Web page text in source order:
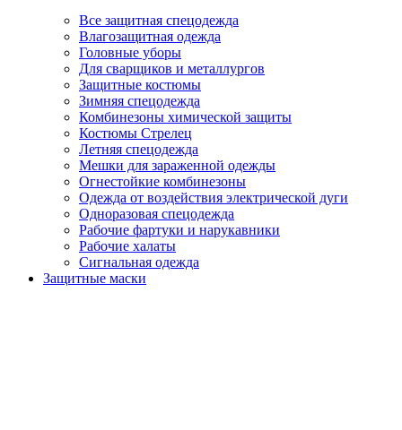
Все защитная спецодежда
Влагозащитная одежда
Головные уборы
Для сварщиков и металлургов
Защитные костюмы
Зимняя спецодежда
Комбинезоны химической защиты
Костюмы Стрелец
Летняя спецодежда
Мешки для зараженной одежды
Огнестойкие комбинезоны
Одежда от воздействия электрической дуги
Одноразовая спецодежда
Рабочие фартуки и нарукавники
Рабочие халаты
Сигнальная одежда
Защитные маски